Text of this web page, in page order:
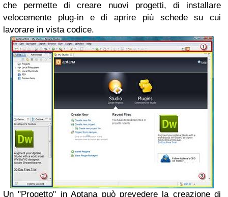
che permette di creare nuovi progetti, di installare
velocemente plug-in e di aprire più schede su cui
lavorare in vista codice.
Un "Progetto" in Aptana può prevedere la creazione di